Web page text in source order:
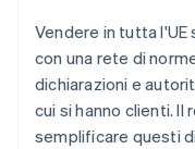
Vendere in tutta
con una rete di
dichiarazioni e
cui si hanno clienti.
semplificare questi